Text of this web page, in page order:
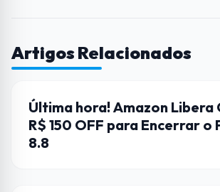
Artigos Relacionados
AMAZON
Última hora! Amazon Libera
R$ 150 OFF para Encerrar o
8.8